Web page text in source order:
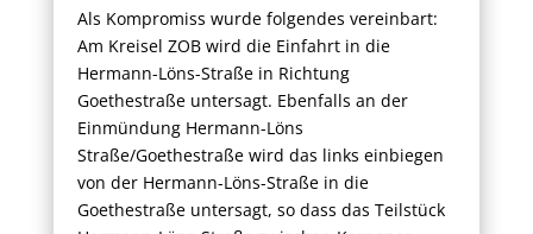
Als Kompromiss wurde folgendes vereinbart:
Am Kreisel ZOB wird die Einfahrt in die
Hermann-Löns-Straße in Richtung
Goethestraße untersagt. Ebenfalls an der
Einmündung Hermann-Löns
Straße/Goethestraße wird das links einbiegen
von der Hermann-Löns-Straße in die
Goethestraße untersagt, so dass das Teilstück